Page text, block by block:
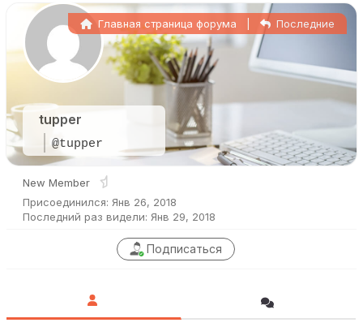
tupper
@tupper
Главная страница форума Последние
New Member
Присоединился: Янв 26, 2018
Последний раз видели: Янв 29, 2018
Подписаться